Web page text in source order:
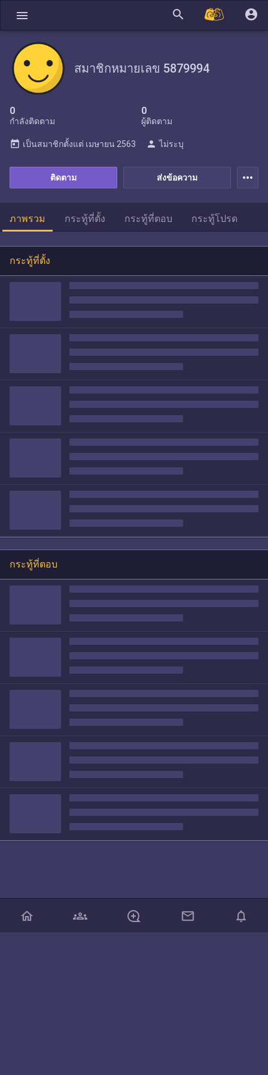
menu search account_circle
สมาชิกหมายเลข 5879994
0
กำลังติดตาม
0
ผู้ติดตาม
ส่งข้อความ
ติดตาม
today เป็นสมาชิกตั้งแต่ เมษายน 2563 person ไม่ระบุ
more_horiz
ภาพรวม กระทู้ที่ตั้ง กระทู้ที่ตอบ กระทู้โปรด
กระทู้ที่ตั้ง
กระทู้ที่ตอบ